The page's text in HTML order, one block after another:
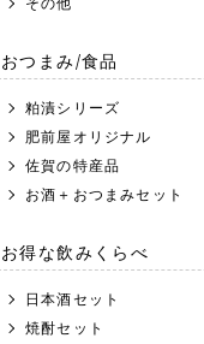
おつまみ/食品
粕漬シリーズ
肥前屋オリジナル
佐賀の特産品
お酒＋おつまみセット
お得な飲みくらべ
日本酒セット
焼酎セット